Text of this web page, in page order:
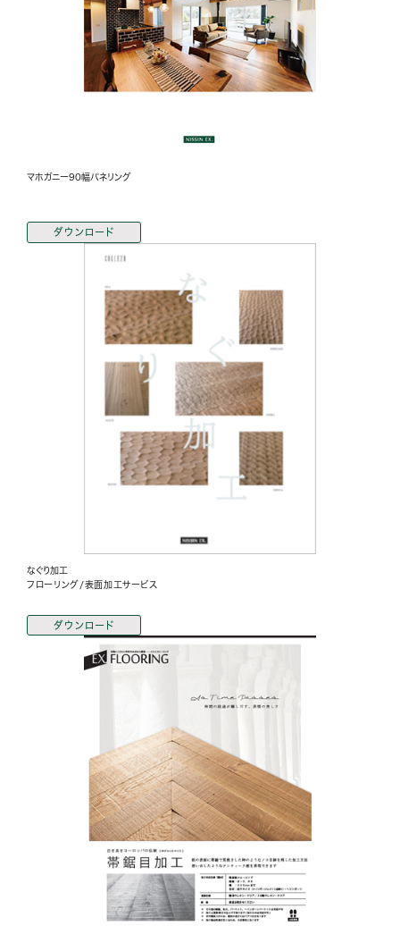
マホガニー90幅パネリング
ダウンロード
なぐり加工
フローリング/表面加工サービス
ダウンロード